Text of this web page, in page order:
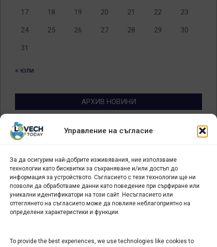
Управление на съгласие
За да осигурим най-добрите изживявания, ние използваме
технологии като бисквитки за съхраняване и/или достъп до
информация за устройството. Съгласието с тези технологии ще ни
позволи да обработваме данни като поведение при сърфиране или
уникални идентификатори на този сайт. Несъгласието или
оттеглянето на съгласието може да повлияе неблагоприятно на
определени характеристики и функции.
To provide the best experiences, we use technologies like cookies to
17 18 19 20 21 22 23
24 25 26 27 28 29 30
31
« юли
АРХИВ НОВИНИ
Архив
новини
БИЗНЕС
Арт галерия "Мостове" – магазин за изкуство
СЕВЕРОЗАПАДА ИНФОРМАЦИОНЕН БИЗНЕС
ТУРИСТИЧЕСКИ КЛЪСТЕР
ИНСТИТУЦИИ В ЛОВЕЧ